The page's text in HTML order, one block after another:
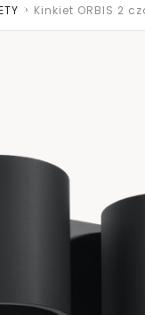
> Kinkiet ORBIS 2